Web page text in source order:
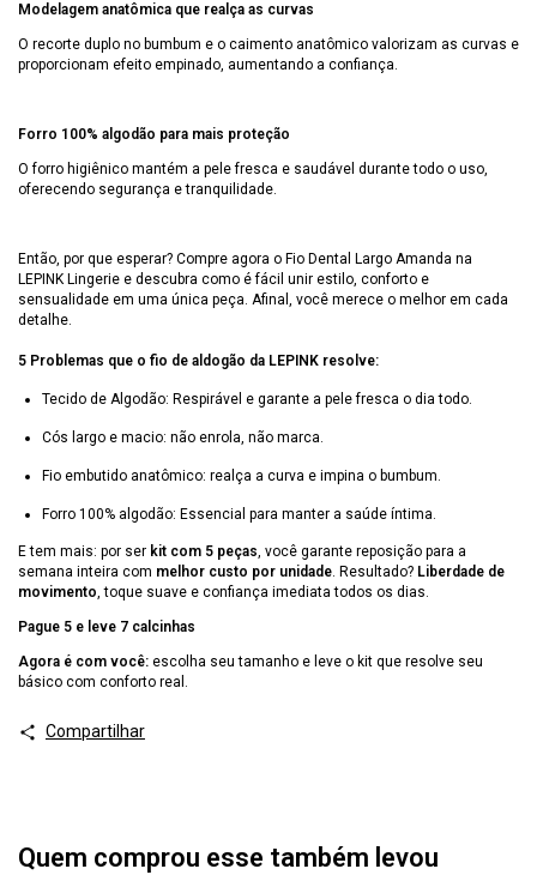
Modelagem anatômica que realça as curvas
O recorte duplo no bumbum e o caimento anatômico valorizam as curvas e
proporcionam efeito empinado, aumentando a confiança.
Forro 100% algodão para mais proteção
O forro higiênico mantém a pele fresca e saudável durante todo o uso,
oferecendo segurança e tranquilidade.
Então, por que esperar? Compre agora o Fio Dental Largo Amanda na
LEPINK Lingerie e descubra como é fácil unir estilo, conforto e
sensualidade em uma única peça. Afinal, você merece o melhor em cada
detalhe.
5 Problemas que o fio de aldogão da LEPINK resolve:
Tecido de Algodão: Respirável e garante a pele fresca o dia todo.
Cós largo e macio: não enrola, não marca.
Fio embutido anatômico: realça a curva e impina o bumbum.
Forro 100% algodão: Essencial para manter a saúde íntima.
E tem mais: por ser kit com 5 peças, você garante reposição para a
semana inteira com melhor custo por unidade. Resultado? Liberdade de
movimento, toque suave e confiança imediata todos os dias.
Pague 5 e leve 7 calcinhas
Agora é com você: escolha seu tamanho e leve o kit que resolve seu
básico com conforto real.
Compartilhar
Quem comprou esse também levou